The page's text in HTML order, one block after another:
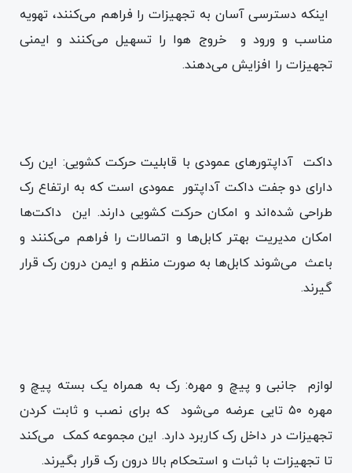
اینکه دسترسی آسان به تجهیزات را فراهم می‌کنند، تهویه
مناسب و ورود و خروج هوا را تسهیل می‌کنند و ایمنی
تجهیزات را افزایش می‌دهند.
داکت آداپتورهای عمودی با قابلیت حرکت کشویی: این رک
دارای دو جفت داکت آداپتور عمودی است که به ارتفاع رک
طراحی شده‌اند و امکان حرکت کشویی دارند. این داکت‌ها
امکان مدیریت بهتر کابل‌ها و اتصالات را فراهم می‌کنند و
باعث می‌شوند کابل‌ها به صورت منظم و ایمن درون رک قرار
گیرند.
لوازم جانبی و پیچ و مهره: رک به همراه یک بسته پیچ و
مهره ۵۰ تایی عرضه می‌شود که برای نصب و ثابت کردن
تجهیزات در داخل رک کاربرد دارد. این مجموعه کمک می‌کند
تا تجهیزات با ثبات و استحکام بالا درون رک قرار بگیرند.